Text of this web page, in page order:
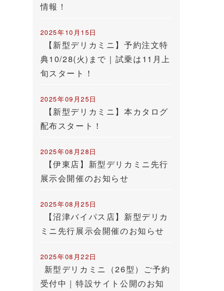
情報！
2025年10月15日
【新型デリカミニ】予約注文特
典10/28(火)まで｜試乗は11月上
旬スタート！
2025年09月25日
【新型デリカミニ】本カタログ
配布スタート！
2025年08月28日
【伊東店】新型デリカミニ先行
展示会開催のお知らせ
2025年08月25日
【沼津バイパス店】新型デリカ
ミニ先行展示会開催のお知らせ
2025年08月22日
新型デリカミニ（26型）ご予約
受付中｜特設サイト公開のお知